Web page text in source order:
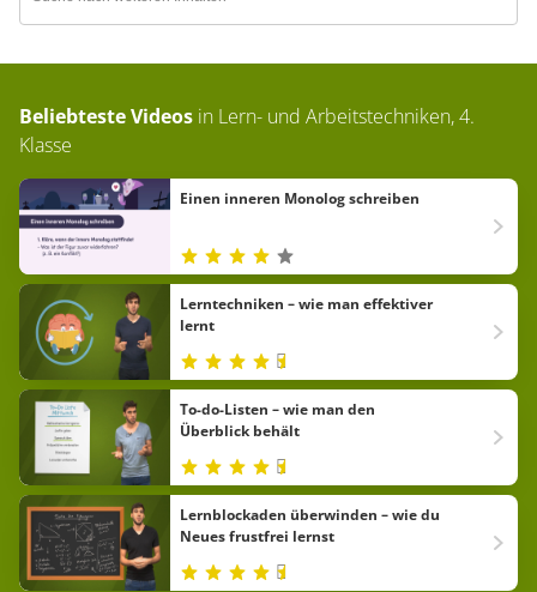
Beliebteste Videos in Lern- und Arbeitstechniken, 4.
Klasse
Einen inneren Monolog schreiben
Lerntechniken – wie man effektiver
lernt
To-do-Listen – wie man den
Überblick behält
Lernblockaden überwinden – wie du
Neues frustfrei lernst